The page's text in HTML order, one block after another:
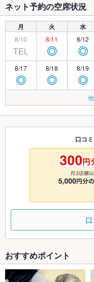
ネット予約の空席状況
月 火 水
8/10
TEL
8/11
◎
8/12
◎
8/17
◎
8/18
◎
8/19
◎
◎ ◎
8/26
◎
8/31 9/1 9/2
◎
9/9
◎
口コ
おすすめポイント